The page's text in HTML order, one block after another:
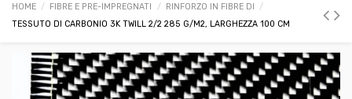
HOME FIBRE E PRE-IMPREGNATI
RINFORZO IN FIBRE DI
TESSUTO DI CARBONIO 3K TWILL 2/2 285 G/M2, LARGHEZZA 100 CM